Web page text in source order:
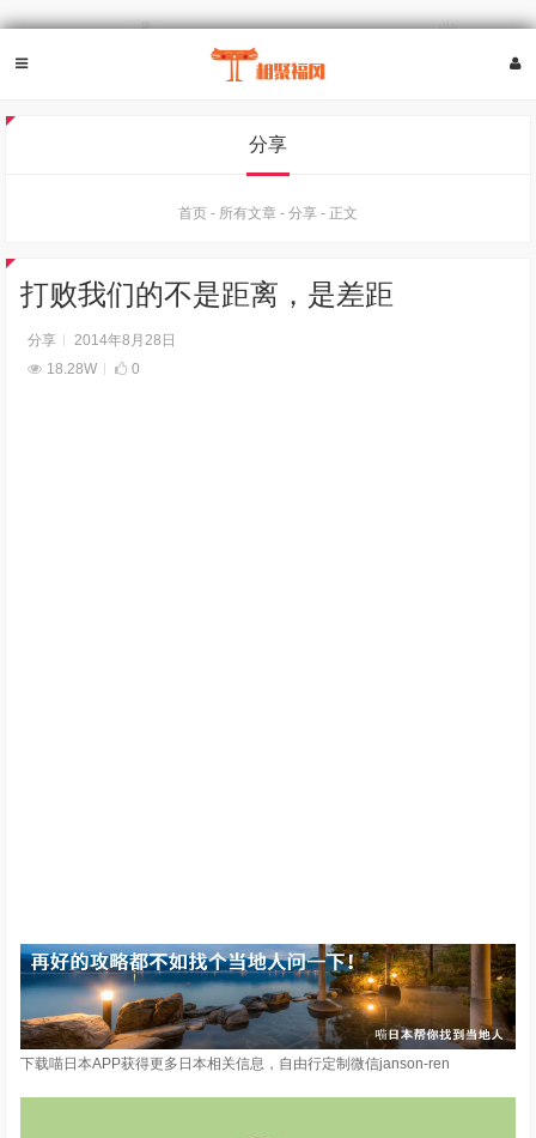
分享
首页 - 所有文章 - 分享 - 正文
打败我们的不是距离，是差距
分享
2014年8月28日
18.28W
0
下载喵日本APP获得更多日本相关信息，自由行定制微信janson-ren